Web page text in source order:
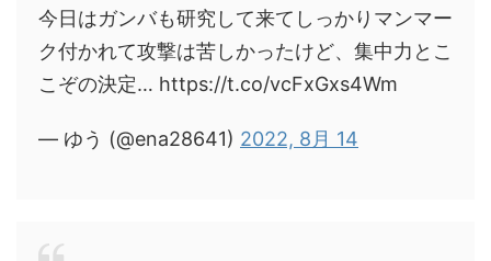
今日はガンバも研究して来てしっかりマンマー
ク付かれて攻撃は苦しかったけど、集中力とこ
こぞの決定… https://t.co/vcFxGxs4Wm
— ゆう (@ena28641) 2022, 8月 14